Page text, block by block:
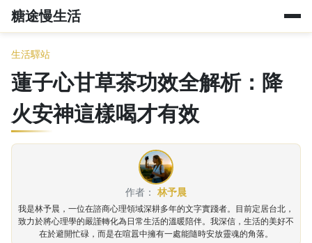
糖途慢生活
生活驛站
蓮子心甘草茶功效全解析：降
火安神這樣喝才有效
作者： 林予晨
我是林予晨，一位在諮商心理領域深耕多年的文字實踐者。目前定居台北，
致力於將心理學的嚴謹轉化為日常生活的溫暖陪伴。我深信，生活的美好不
在於避開忙碌，而是在喧囂中擁有一處能隨時安放靈魂的角落。